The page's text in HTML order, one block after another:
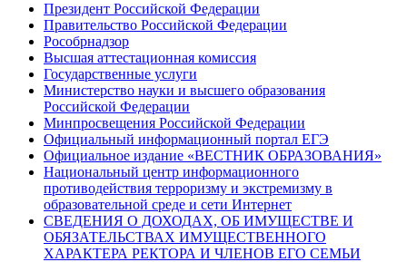
Президент Российской Федерации
Правительство Российской Федерации
Рособрнадзор
Высшая аттестационная комиссия
Государственные услуги
Министерство науки и высшего образования
Российской Федерации
Минпросвещения Российской Федерации
Официальный информационный портал ЕГЭ
Официальное издание «ВЕСТНИК ОБРАЗОВАНИЯ»
Национальный центр информационного
противодействия терроризму и экстремизму в
образовательной среде и сети Интернет
СВЕДЕНИЯ О ДОХОДАХ, ОБ ИМУЩЕСТВЕ И
ОБЯЗАТЕЛЬСТВАХ ИМУЩЕСТВЕННОГО
ХАРАКТЕРА РЕКТОРА И ЧЛЕНОВ ЕГО СЕМЬИ